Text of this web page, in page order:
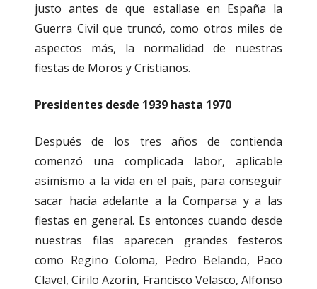
justo antes de que estallase en España la
Guerra Civil que truncó, como otros miles de
aspectos más, la normalidad de nuestras
fiestas de Moros y Cristianos.
Presidentes desde 1939 hasta 1970
Después de los tres años de contienda
comenzó una complicada labor, aplicable
asimismo a la vida en el país, para conseguir
sacar hacia adelante a la Comparsa y a las
fiestas en general. Es entonces cuando desde
nuestras filas aparecen grandes festeros
como Regino Coloma, Pedro Belando, Paco
Clavel, Cirilo Azorín, Francisco Velasco, Alfonso